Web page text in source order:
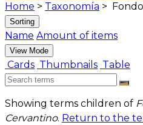
Home > Taxonomía >
Sorting
Name Amount of items
View Mode
Cards Thumbnails Table
Showing terms children of
Cervantino. Return to the